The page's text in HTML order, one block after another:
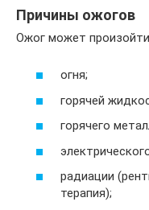
Причины ожогов
Ожог может
огня;
горячей
горячего
радиации
терапия);